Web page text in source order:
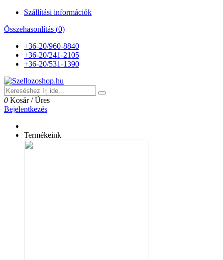
Szállítási információk
Összehasonlítás (0)
+36-20/960-8840
+36-20/241-2105
+36-20/531-1390
0 Kosár /Üres
Bejelentkezés
Termékeink